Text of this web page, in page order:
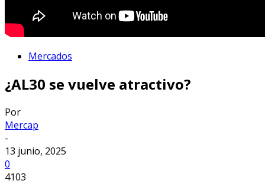
Mercados
¿AL30 se vuelve atractivo?
Por
Mercap
-
13 junio, 2025
0
4103